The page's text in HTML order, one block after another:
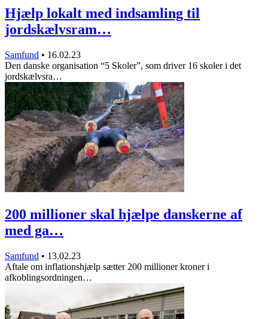
Hjælp lokalt med indsamling til
jordskælvsram…
Samfund • 16.02.23
Den danske organisation “5 Skoler”, som driver 16 skoler i det
jordskælvsra…
200 millioner skal hjælpe danskerne af
med ga…
Samfund • 13.02.23
Aftale om inflationshjælp sætter 200 millioner kroner i
afkoblingsordningen…